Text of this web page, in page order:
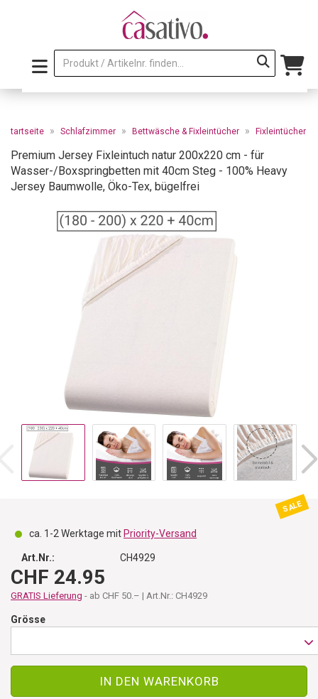
Startseite » Schlafzimmer » Bettwäsche & Fixleintücher » Fixleintücher
Premium Jersey Fixleintuch natur 200x220 cm - für
Wasser-/Boxspringbetten mit 40cm Steg - 100% Heavy
Jersey Baumwolle, Öko-Tex, bügelfrei
SALE
ca. 1-2 Werktage mit Priority-Versand
Art.Nr.: CH4929
CHF 24.95
GRATIS Lieferung - ab CHF 50.– | Art.Nr.: CH4929
Grösse
IN DEN WARENKORB